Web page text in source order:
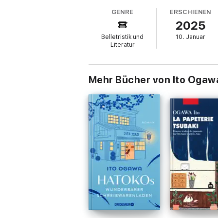
une place prépondérante. Après des
un best-seller mondial et est adapté au
GENRE
Belletristik und
Literatur
ERSCHIENEN
2025
10. Januar
Mehr Bücher von Ito